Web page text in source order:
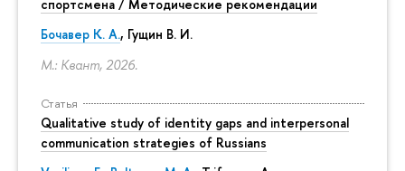
спортсмена / Методические рекомендации
Бочавер К. А., Гущин В. И.
М.: Квант, 2026.
Статья
Qualitative study of identity gaps and interpersonal
communication strategies of Russians